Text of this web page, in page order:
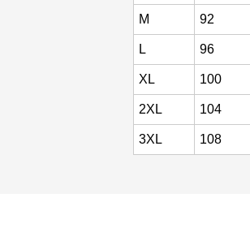
M 92
L 96
XL 100
2XL 104
3XL 108